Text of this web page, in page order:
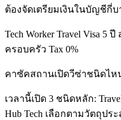
ต้องจัดเตรียมเงินในบัญชีกี่บ
Tech Worker Travel Visa 5
ครอบครัว Tax 0%
คาซัคสถานเปิดวีซ่าชนิดไห
เวลานี้เปิด 3 ชนิดหลัก: Travel
Hub Tech เลือกตามวัตถุป